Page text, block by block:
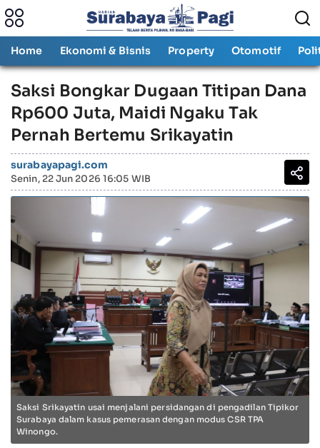
Home Ekonomi & Bisnis Property Otomotif
Saksi Bongkar Dugaan Titipan Dana
Rp600 Juta, Maidi Ngaku Tak
Pernah Bertemu Srikayatin
surabayapagi.com
Senin, 22 Jun 2026 16:05 WIB
Saksi Srikayatin usai menjalani persidangan di pengadilan Tipikor
Surabaya dalam kasus pemerasan dengan modus CSR TPA
Winongo.